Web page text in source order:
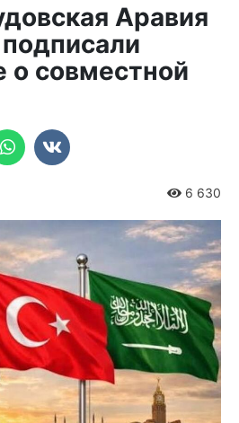
Аравия
о совместной
6 630